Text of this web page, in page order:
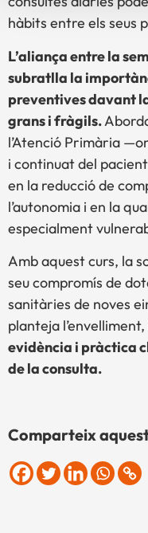
hàbits entre els seus
L’aliança entre la
subratlla la
preventives davant
grans i fràgils.
l’Atenció Primària
i continuat del
en la reducció de
l’autonomia i en la
especialment
Amb aquest curs, la
seu compromís de
sanitàries de noves
planteja l’envelliment,
evidència i pràctica
de la consulta.
Comparteix